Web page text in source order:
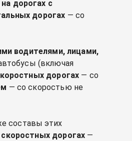
на дорогах с
дорогах — со
водителями, лицами,
(включая
дорогах — со
— со скоростью не
составы этих
дорогах —